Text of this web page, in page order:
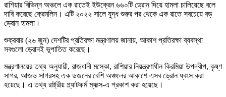
রাশিয়ার বিভিন্ন অঞ্চলে এক রাতেই ইউক্রেন ৬৬০টি ড্রোন দিয়ে হামলা চালিয়েছে বলে
দাবি করেছে ক্রেমলিন। এটি ২০২২ সালে যুদ্ধ শুরুর পর থেকে এক রাতে সবচেয়ে বড়
ড্রোন হামলা।
শুক্রবার (২৬ জুন) দেশটির প্রতিরক্ষা মন্ত্রণালয় জানায়, আকাশ প্রতিরক্ষা ব্যবস্থা
সবগুলো ড্রোনই ভূপাতিত করেছে।
মন্ত্রণালয়ের তথ্য অনুযায়ী, রাজধানী মস্কো, রাশিয়ার নিয়ন্ত্রণাধীন ক্রিমিয়া উপদ্বীপ, কৃষ্ণ
সাগর, আজভ সাগরসহ এক ডজনের বেশি অঞ্চলের আকাশে এসব ড্রোন ধ্বংস করা
হয়েছে। এ তথ্য রাষ্ট্রীয় প্ল্যাটফর্ম ম্যাক্স-এ প্রকাশ করা হয়েছে।